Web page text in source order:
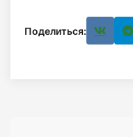
Поделиться: